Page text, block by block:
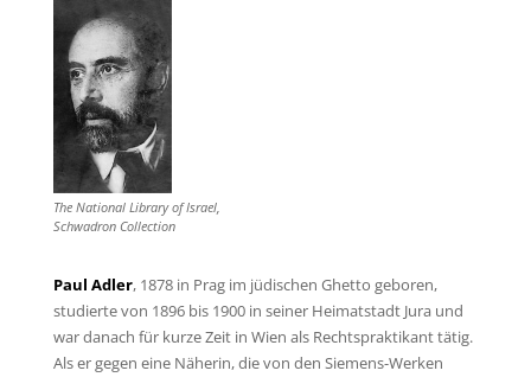
The National Library of Israel,
Schwadron Collection
Paul Adler, 1878 in Prag im jüdischen Ghetto geboren,
studierte von 1896 bis 1900 in seiner Heimatstadt Jura und
war danach für kurze Zeit in Wien als Rechtspraktikant tätig.
Als er gegen eine Näherin, die von den Siemens-Werken